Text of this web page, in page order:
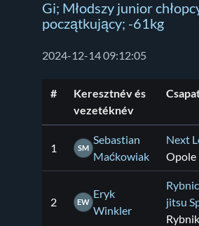
Gi; Młodszy junior
początkujący; -61kg
2024-12-14 09:12:05
#
Keresztnév és
vezetéknév
1 SM
Sebastian
Maćkowiak
Next
Opole
2 EW
Eryk
Winkler
jitsu
Rybnik